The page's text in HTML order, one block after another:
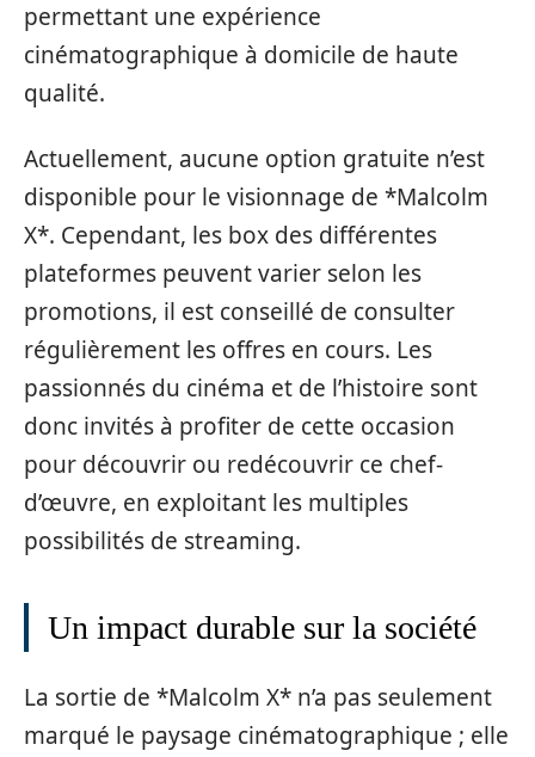
permettant une expérience
cinématographique à domicile de haute
qualité.
Actuellement, aucune option gratuite n’est
disponible pour le visionnage de *Malcolm
X*. Cependant, les box des différentes
plateformes peuvent varier selon les
promotions, il est conseillé de consulter
régulièrement les offres en cours. Les
passionnés du cinéma et de l’histoire sont
donc invités à profiter de cette occasion
pour découvrir ou redécouvrir ce chef-
d’œuvre, en exploitant les multiples
possibilités de streaming.
Un impact durable sur la société
La sortie de *Malcolm X* n’a pas seulement
marqué le paysage cinématographique ; elle